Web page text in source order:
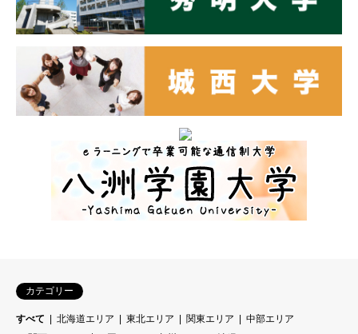
カテゴリー
すべて 北海道エリア 東北エリア 関東エリア
中部エリア